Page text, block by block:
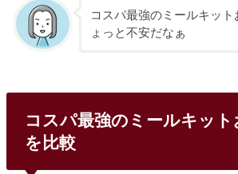
コスパ最強のミールキッ
ょっと不安だなぁ
コスパ最強のミールキッ
を比較